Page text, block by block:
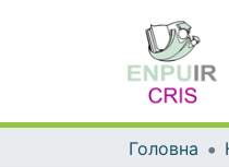
Головна